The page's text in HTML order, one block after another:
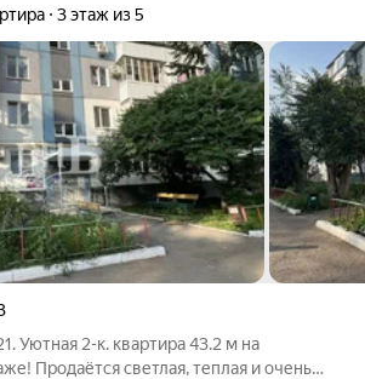
3 этаж из 5
на
Продаётся светлая, теплая и очень